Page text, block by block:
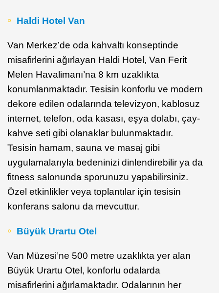
Haldi Hotel Van
Van Merkez’de oda kahvaltı konseptinde
misafirlerini ağırlayan Haldi Hotel, Van Ferit
Melen Havalimanı’na 8 km uzaklıkta
konumlanmaktadır. Tesisin konforlu ve modern
dekore edilen odalarında televizyon, kablosuz
internet, telefon, oda kasası, eşya dolabı, çay-
kahve seti gibi olanaklar bulunmaktadır.
Tesisin hamam, sauna ve masaj gibi
uygulamalarıyla bedeninizi dinlendirebilir ya da
fitness salonunda sporunuzu yapabilirsiniz.
Özel etkinlikler veya toplantılar için tesisin
konferans salonu da mevcuttur.
Büyük Urartu Otel
Van Müzesi’ne 500 metre uzaklıkta yer alan
Büyük Urartu Otel, konforlu odalarda
misafirlerini ağırlamaktadır. Odalarının her